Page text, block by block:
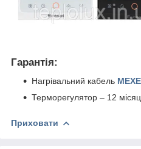
Гарантія:
Нагрівальний кабель
Терморегулятор – 12
Приховати